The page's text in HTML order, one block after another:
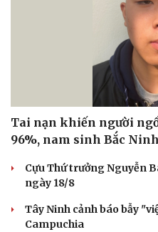
Tai nạn khiến người
96%, nam sinh Bắc
Cựu Thứ trưởng Nguyễn
ngày 18/8
Tây Ninh cảnh báo bẫy
Campuchia